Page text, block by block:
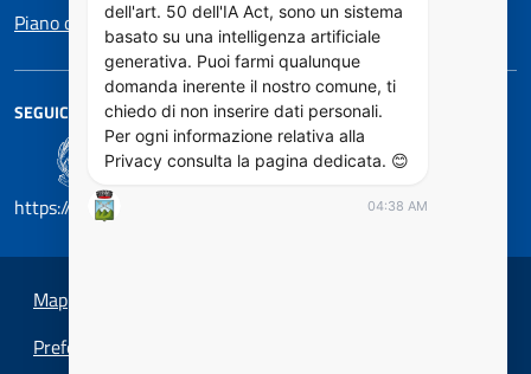
Piano di Miglioramento dei servizi
SEGUICI SU
https://designers.italia.it/
Mappa del sito
Preferenze cookie
dell'art. 50 dell'IA Act, sono un sistema
basato su una intelligenza artificiale
generativa. Puoi farmi qualunque
domanda inerente il nostro comune, ti
chiedo di non inserire dati personali.
Per ogni informazione relativa alla
Privacy consulta la pagina dedicata. 😊
04:38 AM